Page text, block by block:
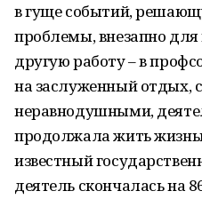
в гуще событий,
проблемы, внезапно для
другую работу – в
на заслуженный отдых,
неравнодушными,
продолжала жить
известный
деятель скончалась на